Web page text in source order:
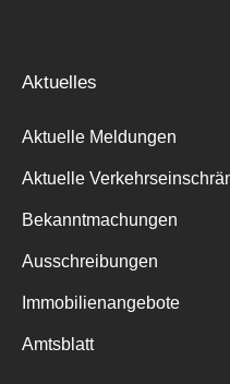
Aktuelles
Aktuelle Meldungen
Aktuelle
Bekanntmachungen
Ausschreibungen
Immobilienangebote
Amtsblatt